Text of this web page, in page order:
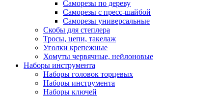
Саморезы по дереву
Саморезы с пресс-шайбой
Саморезы универсальные
Скобы для степлера
Тросы, цепи, такелаж
Уголки крепежные
Хомуты червячные, нейлоновые
Наборы инструмента
Наборы головок торцевых
Наборы инструмента
Наборы ключей